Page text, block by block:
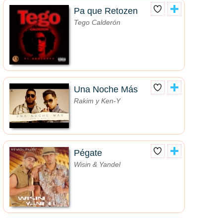
Pa que Retozen
Tego Calderón
Una Noche Más
Rakim y Ken-Y
Pégate
Wisin & Yandel